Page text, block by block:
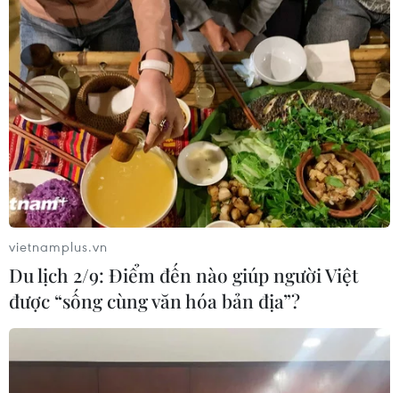
Thành phố Hồ Chí Minh: Bền bỉ “giữ
lửa” dòng nhạc cổ động trong kỷ
nguyên số
15/07/2026 07:52
Lớp học ca trù miễn phí góp phần
lan tỏa giá trị di sản trong cộng đồng
15/07/2026 03:45
Gala Tổ quốc bình yên - bản trường
ca nghệ thuật về lực lượng An ninh
nhân dân
12/07/2026 15:21
vietnamplus.vn
Du lịch 2/9: Điểm đến nào giúp người Việt
được “sống cùng văn hóa bản địa”?